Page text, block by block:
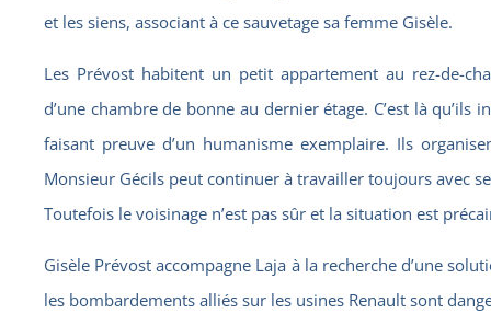
et les siens, associant à ce sauvetage sa femme Gisèle.
Les Prévost habitent un petit appartement au rez-de-
d’une chambre de bonne au dernier étage. C’est là
faisant preuve d’un humanisme exemplaire. Ils
Monsieur Gécils peut continuer à travailler toujours avec
Toutefois le voisinage n’est pas sûr et la situation est
Gisèle Prévost accompagne Laja à la recherche d’une
les bombardements alliés sur les usines Renault sont